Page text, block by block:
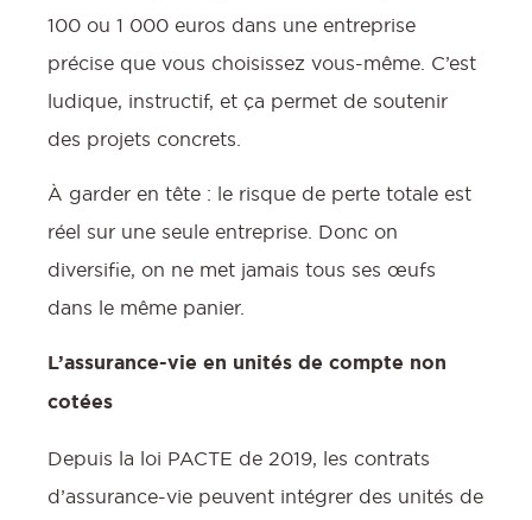
100 ou 1 000 euros dans une entreprise
précise que vous choisissez vous-même. C’est
ludique, instructif, et ça permet de soutenir
des projets concrets.
À garder en tête : le risque de perte totale est
réel sur une seule entreprise. Donc on
diversifie, on ne met jamais tous ses œufs
dans le même panier.
L’assurance-vie en unités de compte non
cotées
Depuis la loi PACTE de 2019, les contrats
d’assurance-vie peuvent intégrer des unités de